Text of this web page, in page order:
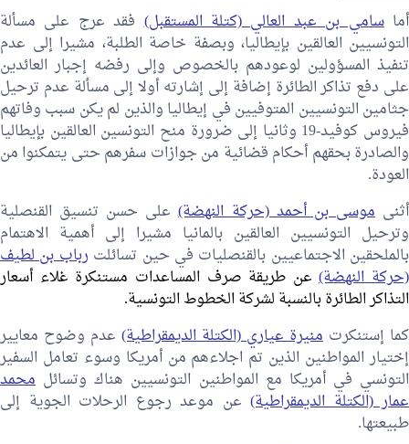
أماسامي بن عبد العالي (كتلة المستقبل)فقد عرج على مسألة
التونسيين العالقين بإيطاليا، وبصفة خاصة الطلبة، مشيرا إلى عدم
تنفيذ المسؤولين لوعودهم بالخصوص وإلى رفضه إجبار العائدين
على دفع تذاكر الطائرة إضافة إلى إشارته أولا إلى مسألة عدم ترحيل
جثامين التونسيين المتوفيين في إيطاليا والذين لم يكن سبب وفاتهم
فيروس كوفيد-19 وثانيا إلى ضرورة منح التونسين العالقين بإيطاليا
والصادرة بحقهم أحكام قضائية من جوازات سفرهم حتى يتمكنوا من
العودة.
أثنىموسى بن أحمد (حركة النهضة)على حسن تنسيق القنصلية
وترحيل التونسيين العالقين بالمانيا مشيرا إلى أهمية الاهتمام
بالملحقين الاجتماعيين بالقنصليات في حين تسائلت رباب بن لطيف
(حركة النهضة) عن طريقة صرف المساعدات مستنكرة غلاء أسعار
التذاكر الطائرة بالنسبة لشركة الخطوط التونسية.
كما إستنكرت منيرة عياري (الكتلة الديمقراطية) عدم وضوح معايير
إختيار المواطنين الذين تم اجلاءهم من أمريكا وسوء تعامل السفير
التونسي في أمريكا مع المواطنين التونسيين هناك وتسائل محمد
عمار (الكتلة الديمقراطية) عن موعد رجوع الرحلات الجوية إلى
طبيعتها.